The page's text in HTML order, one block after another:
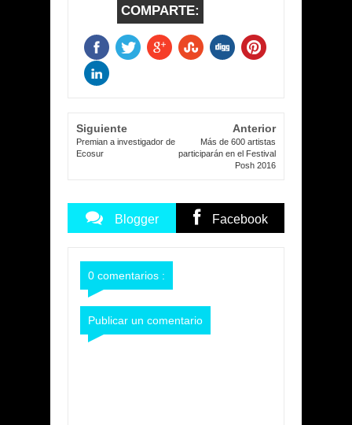
COMPARTE:
Siguiente
Premian a investigador de
Ecosur
Anterior
Más de 600 artistas
participarán en el Festival
Posh 2016
Blogger Facebook
0 comentarios :
Publicar un comentario